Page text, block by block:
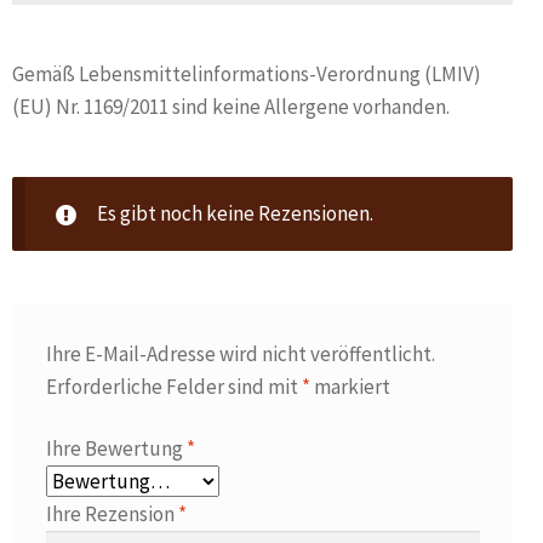
Gemäß Lebensmittelinformations-Verordnung (LMIV)
(EU) Nr. 1169/2011 sind keine Allergene vorhanden.
Es gibt noch keine Rezensionen.
Ihre E-Mail-Adresse wird nicht veröffentlicht.
Erforderliche Felder sind mit * markiert
Ihre Bewertung *
Ihre Rezension *